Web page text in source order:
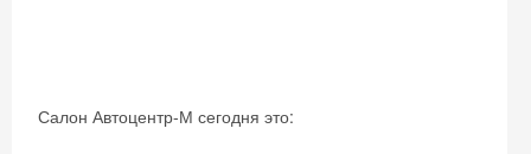
Салон Автоцентр-М сегодня это: